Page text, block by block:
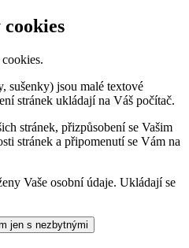
sušenky) jsou malé textové
stránek ukládají na Váš počítač.
stránek, přizpůsobení se Vašim
stránek a připomenutí se Vám na
Vaše osobní údaje. Ukládají se
jen s nezbytnými